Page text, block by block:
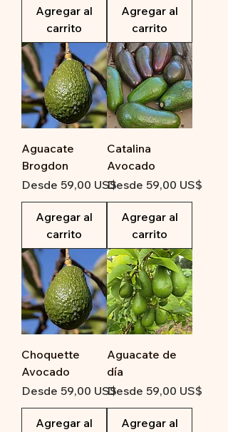
Agregar al
carrito
Agregar al
carrito
Aguacate
Brogdon
Desde 59,00 US$
Precio de oferta
Agregar al
carrito
Catalina
Avocado
Desde 59,00 US$
Precio de oferta
Agregar al
carrito
Choquette
Avocado
Desde 59,00 US$
Precio de oferta
Agregar al
Aguacate de
día
Desde 59,00 US$
Precio de oferta
Agregar al